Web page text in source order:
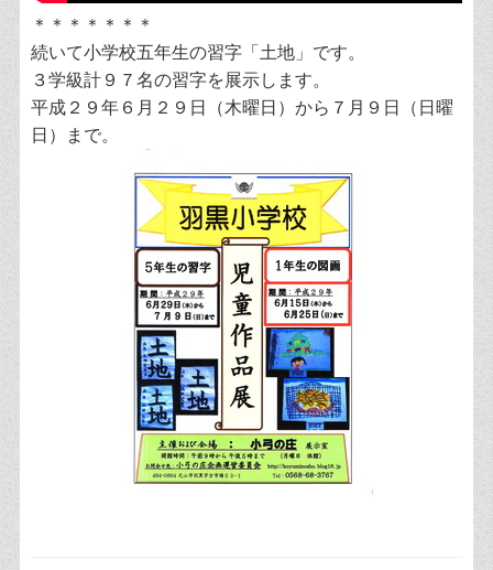
＊＊＊＊＊＊＊
続いて小学校五年生の習字「土地」です。
３学級計９７名の習字を展示します。
平成２９年６月２９日（木曜日）から７月９日（日曜
日）まで。